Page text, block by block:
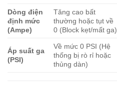
Dòng điện
định mức
(Ampe)
Tăng cao bất
thường hoặc tụt về
0 (Block kẹt/mất ga)
Áp suất ga
(PSI)
Về mức 0 PSI (Hệ
thống bị rò rỉ hoặc
thủng dàn)